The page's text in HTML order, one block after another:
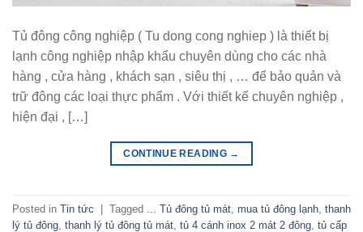
Tủ đông công nghiệp ( Tu dong cong nghiep ) là thiết bị
lạnh công nghiệp nhập khẩu chuyên dùng cho các nhà
hàng , cửa hàng , khách sạn , siêu thị , … để bảo quản và
trữ đông các loại thực phẩm . Với thiết kế chuyên nghiệp ,
hiện đại , […]
CONTINUE READING →
Posted in Tin tức | Tagged ... Tủ đông tủ mát mua tủ đông lạnh thanh
lý tủ đông thanh lý tủ đông tủ mát tủ 4 cánh inox 2 mát 2 đông tủ cấp